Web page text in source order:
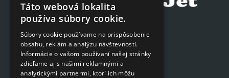
Podat on-line žiadosť
Podat on-line žiadosť
Navigácia
SLOVAK
Táto webová lokalita
používa súbory cookie.
Súbory cookie používame na prispôsobenie
obsahu, reklám a analýzu návštevnosti.
Informácie o vašom používaní našej stránky
zdieľame aj s našimi reklamnými a
analytickými partnermi, ktorí ich môžu